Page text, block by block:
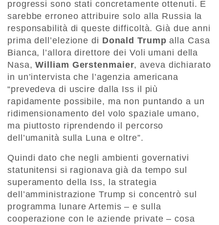
progressi sono stati concretamente ottenuti. E
sarebbe erroneo attribuire solo alla Russia la
responsabilità di queste difficoltà. Già due anni
prima dell’elezione di Donald Trumpalla Casa
Bianca, l’allora direttore dei Voli umani della
Nasa,William Gerstenmaier, aveva dichiarato
in un’intervista che l’agenzia americana
“prevedeva di uscire dalla Iss il più
rapidamente possibile, ma non puntando a un
ridimensionamento del volo spaziale umano,
ma piuttosto riprendendo il percorso
dell’umanità sulla Luna e oltre”.
Quindi dato che negli ambienti governativi
statunitensi si ragionava già da tempo sul
superamento della Iss, la strategia
dell’amministrazione Trump si concentrò sul
programma lunare Artemis – e sulla
cooperazione con le aziende private – cosa